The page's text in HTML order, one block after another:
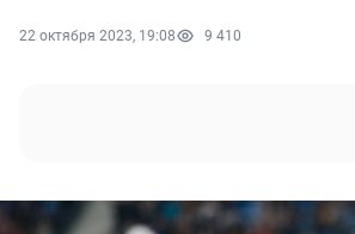
22 октября 2023, 19:08 9 410